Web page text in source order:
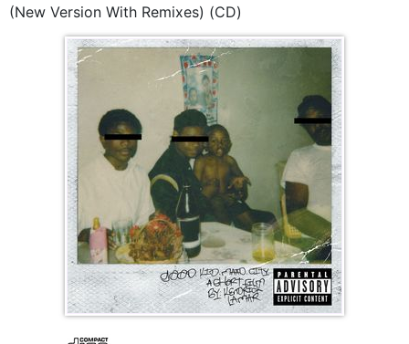
(New Version With Remixes) (CD)